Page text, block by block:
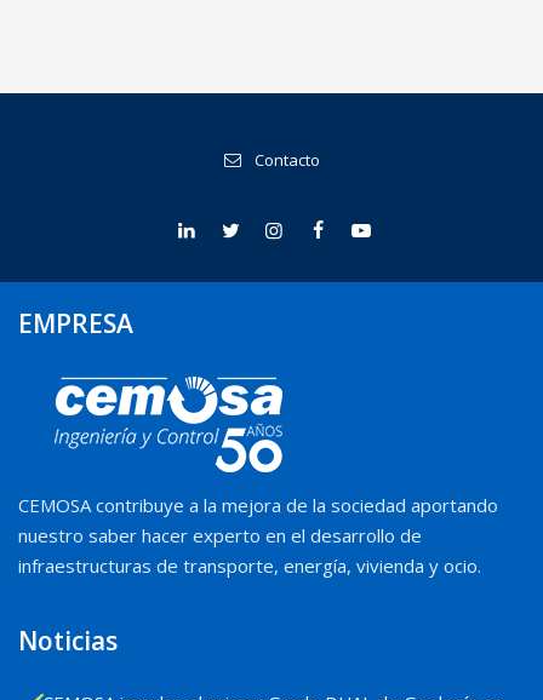
Contacto
EMPRESA
CEMOSA contribuye a la mejora de la sociedad aportando
nuestro saber hacer experto en el desarrollo de
infraestructuras de transporte, energía, vivienda y ocio.
Noticias